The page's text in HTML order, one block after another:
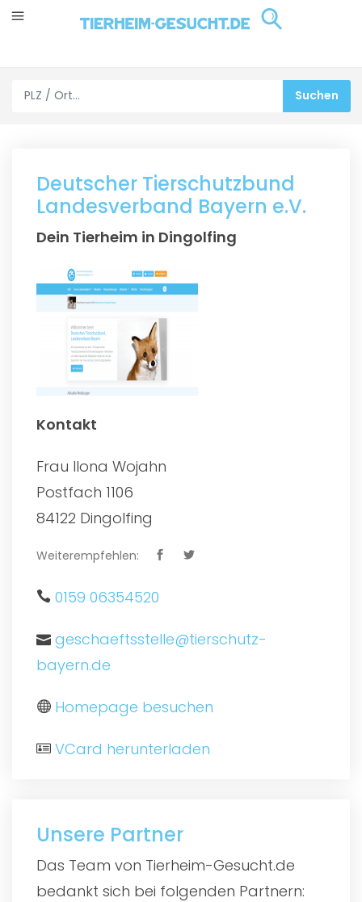
Deutscher Tierschutzbund
Landesverband Bayern e.V.
Dein Tierheim in Dingolfing
Kontakt
Frau Ilona Wojahn
Postfach 1106
84122 Dingolfing
Weiterempfehlen:
0159 06354520
geschaeftsstelle@tierschutz-
bayern.de
Homepage besuchen
VCard herunterladen
Unsere Partner
Das Team von Tierheim-Gesucht.de
bedankt sich bei folgenden Partnern: